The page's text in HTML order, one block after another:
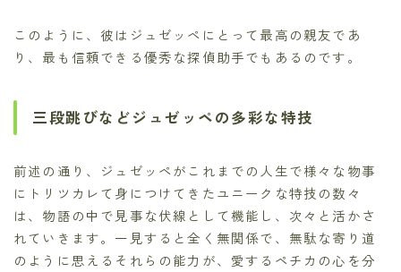
このように、彼はジュゼッペにとって最高の親友であ
り、最も信頼できる優秀な探偵助手でもあるのです。
三段跳びなどジュゼッペの多彩な特技
前述の通り、ジュゼッペがこれまでの人生で様々な物事
にトリツカレて身につけてきたユニークな特技の数々
は、物語の中で見事な伏線として機能し、次々と活かさ
れていきます。一見すると全く無関係で、無駄な寄り道
のように思えるそれらの能力が、愛するペチカの心を分